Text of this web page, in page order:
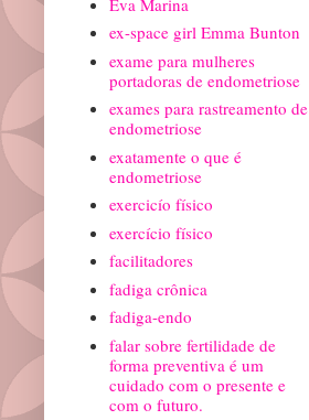
ex-space girl Emma Bunton
exame para mulheres
portadoras de endometriose
exames para rastreamento de
endometriose
exatamente o que é
endometriose
exercicío físico
exercício físico
facilitadores
fadiga crônica
fadiga-endo
falar sobre fertilidade de
forma preventiva é um
cuidado com o presente e
com o futuro.